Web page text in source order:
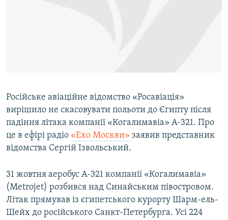
Усі сайти RFE/RL
Російське авіаційне відомство «Росавіація»
вирішило не скасовувати польоти до Єгипту після
падіння літака компанії «Когалимавіа» А-321. Про
це в ефірі радіо «Ехо Москви» заявив представник
відомства Сергій Ізвольський.
31 жовтня аеробус А-321 компанії «Когалимавіа»
(Metrojet) розбився над Синайським півостровом.
Літак прямував із єгипетського курорту Шарм-ель-
Шейх до російського Санкт-Петербурга. Усі 224